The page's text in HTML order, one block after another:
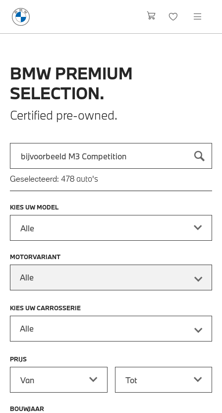
BMW PREMIUM
SELECTION.
Certified pre-owned.
Zoek naar een automodel, bijvoorbeeld 3 Serie M-Sport
Typ een automodel in en druk op enter om te zoeken
Geselecteerd: 478 auto's
KIES UW MODEL
MOTORVARIANT
Alle
KIES UW CARROSSERIE
Alle
PRIJS
BOUWJAAR